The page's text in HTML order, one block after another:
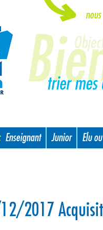
Enseignant Junior Elu
2017